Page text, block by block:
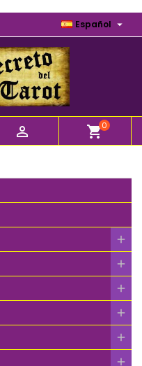
Español 
 shopping_cart0